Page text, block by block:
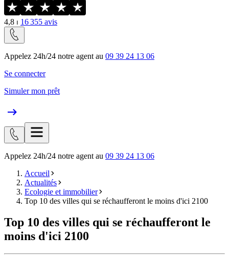
4,8 ⏐ 16 355 avis
Appelez 24h/24 notre agent au 09 39 24 13 06
Se connecter
Simuler mon prêt
Appelez 24h/24 notre agent au 09 39 24 13 06
Accueil
Actualités
Ecologie et immobilier
Top 10 des villes qui se réchaufferont le moins d'ici 2100
Top 10 des villes qui se réchaufferont le
moins d'ici 2100